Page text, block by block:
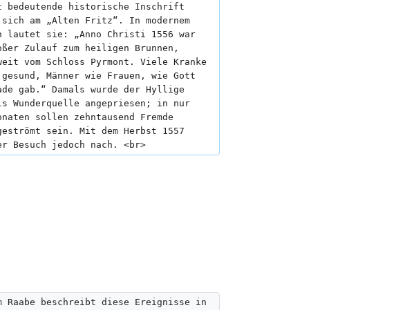
bedeutende historische Inschrift
am „Alten Fritz“. In modernem
lautet sie: „Anno Christi 1556 war
Zulauf zum heiligen Brunnen,
vom Schloss Pyrmont. Viele Kranke
gesund, Männer wie Frauen, wie Gott
gab.“ Damals wurde der Hyllige
Wunderquelle angepriesen; in nur
sollen zehntausend Fremde
sein. Mit dem Herbst 1557
Besuch jedoch nach. <br>
Raabe beschreibt diese Ereignisse in